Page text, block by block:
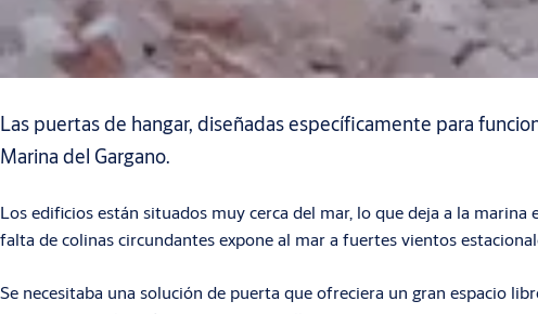
Las puertas de hangar, diseñadas específicamente para
Marina del Gargano.
Los edificios están situados muy cerca del mar, lo que deja a la
falta de colinas circundantes expone al mar a fuertes vientos
Se necesitaba una solución de puerta que ofreciera un gran espacio